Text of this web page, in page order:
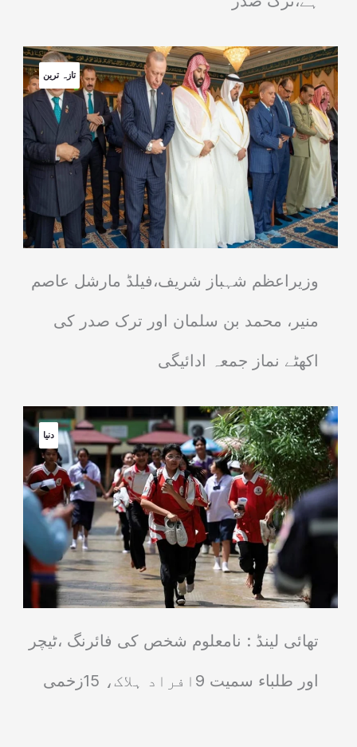
تازہ ترین
وزیراعظم شہباز شریف،فیلڈ مارشل عاصم
منیر، محمد بن سلمان اور ترک صدر کی
اکھٹے نماز جمعہ ادائیگی
دنیا
تھائی لینڈ : نامعلوم شخص کی فائرنگ ،ٹیچر
اور طلباء سمیت 9افراد ہلاک، 15زخمی